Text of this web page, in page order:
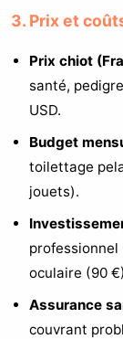
3. Prix et
Prix chiot
santé,
USD.
Budget
toilettage
jouets).
professionnel
oculaire (90
Assurance
couvrant